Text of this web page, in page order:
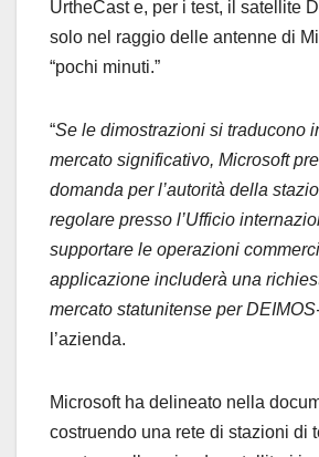
UrtheCast e, per i test, il satellite
solo nel raggio delle antenne di
“pochi minuti.”
“Se le dimostrazioni si traducono
mercato significativo, Microsoft
domanda per l’autorità della
regolare presso l’Ufficio
supportare le operazioni
applicazione includerà una
mercato statunitense per
l’azienda.
Microsoft ha delineato nella
costruendo una rete di stazioni di